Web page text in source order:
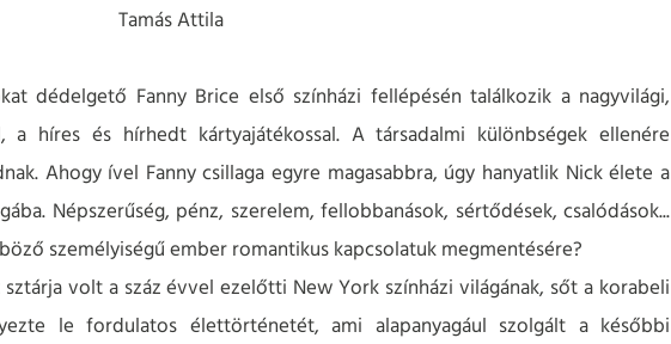
Tamás Attila
dédelgető Fanny Brice első színházi fellépésén találkozik a nagyvilági,
híres és hírhedt kártyajátékossal. A társadalmi különbségek ellenére
Ahogy ível Fanny csillaga egyre magasabbra, úgy hanyatlik Nick élete a
Népszerűség, pénz, szerelem, fellobbanások, sértődések, csalódások...
személyiségű ember romantikus kapcsolatuk megmentésére?
volt a száz évvel ezelőtti New York színházi világának, sőt a korabeli
le fordulatos élettörténetét, ami alapanyagául szolgált a későbbi